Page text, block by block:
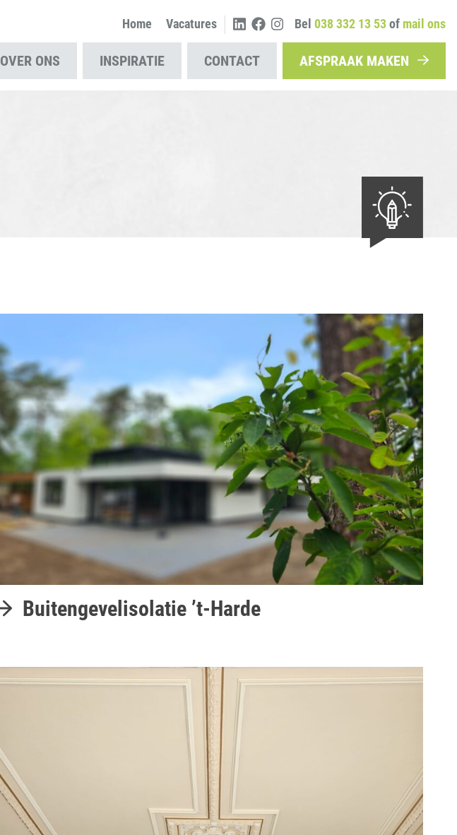
Home Vacatures | Bel 038 332 13 53of mail ons
OVER ONS INSPIRATIE CONTACT AFSPRAAK MAKEN
Buitengevelisolatie ’t-Harde